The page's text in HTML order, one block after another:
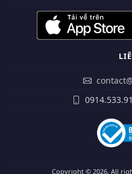
Copyright © 2026, All